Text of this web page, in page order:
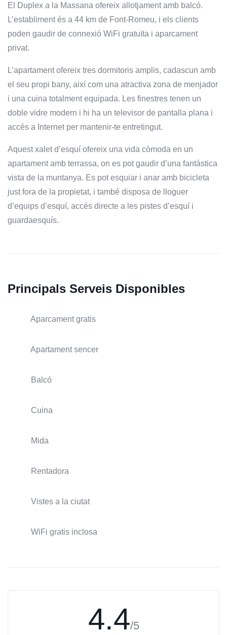
El Duplex a la Massana ofereix allotjament amb balcó.
L’establiment és a 44 km de Font-Romeu, i els clients
poden gaudir de connexió WiFi gratuïta i aparcament
privat.
L’apartament ofereix tres dormitoris amplis, cadascun amb
el seu propi bany, així com una atractiva zona de menjador
i una cuina totalment equipada. Les finestres tenen un
doble vidre modern i hi ha un televisor de pantalla plana i
accés a Internet per mantenir-te entretingut.
Aquest xalet d’esquí ofereix una vida còmoda en un
apartament amb terrassa, on es pot gaudir d’una fantàstica
vista de la muntanya. Es pot esquiar i anar amb bicicleta
just fora de la propietat, i també disposa de lloguer
d’equips d’esquí, accés directe a les pistes d’esquí i
guardaesquís.
Principals Serveis Disponibles
Aparcament gratis
Apartament sencer
Balcó
Cuina
Mida
Rentadora
Vistes a la ciutat
WiFi gratis inclosa
4.4/5